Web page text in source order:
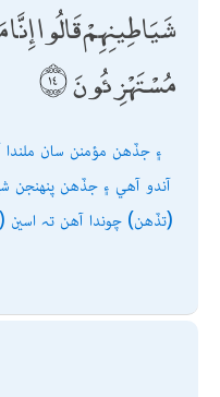
شَيَاطِينِهِمْ قَالُوا
مُسْتَهْزِئُونَ
۽ جڏھن مؤمنن سان ملندا
آندو آھي ۽ جڏھن پنھنجن
(تڏھن) چوندا آھن تہ اسين